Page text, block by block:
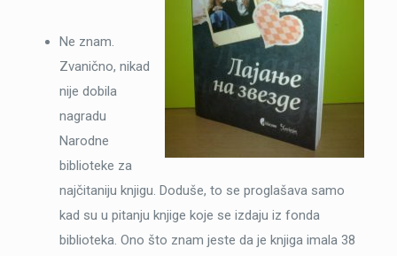
Ne znam.
Zvanično, nikad
nije dobila
nagradu
Narodne
biblioteke za
najčitaniju knjigu. Doduše, to se proglašava samo
kad su u pitanju knjige koje se izdaju iz fonda
biblioteka. Ono što znam jeste da je knjiga imala 38